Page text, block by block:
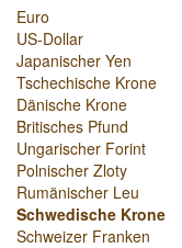
Euro
US-Dollar
Japanischer Yen
Tschechische Krone
Dänische Krone
Britisches Pfund
Ungarischer Forint
Polnischer Zloty
Rumänischer Leu
Schwedische Krone
Schweizer Franken